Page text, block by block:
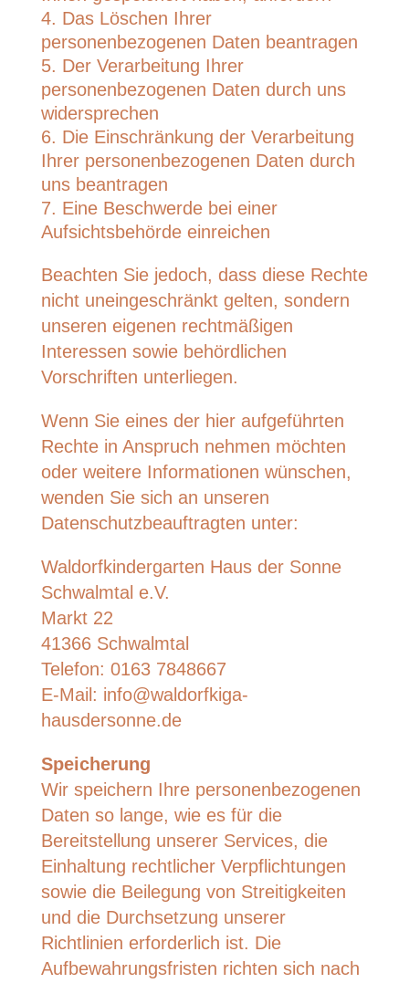
Das Löschen Ihrer
personenbezogenen Daten beantragen
Der Verarbeitung Ihrer
personenbezogenen Daten durch uns
widersprechen
Die Einschränkung der Verarbeitung
Ihrer personenbezogenen Daten durch
uns beantragen
Eine Beschwerde bei einer
Aufsichtsbehörde einreichen
Beachten Sie jedoch, dass diese Rechte
nicht uneingeschränkt gelten, sondern
unseren eigenen rechtmäßigen
Interessen sowie behördlichen
Vorschriften unterliegen.
Wenn Sie eines der hier aufgeführten
Rechte in Anspruch nehmen möchten
oder weitere Informationen wünschen,
wenden Sie sich an unseren
Datenschutzbeauftragten unter:
Waldorfkindergarten Haus der Sonne
Schwalmtal e.V.
Markt 22
41366 Schwalmtal
Telefon: 0163 7848667
E-Mail: info@waldorfkiga-
hausdersonne.de
Speicherung
Wir speichern Ihre personenbezogenen
Daten so lange, wie es für die
Bereitstellung unserer Services, die
Einhaltung rechtlicher Verpflichtungen
sowie die Beilegung von Streitigkeiten
und die Durchsetzung unserer
Richtlinien erforderlich ist. Die
Aufbewahrungsfristen richten sich nach